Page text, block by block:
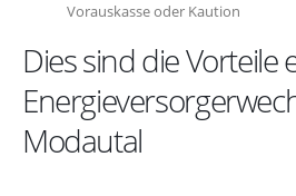
Vorauskasse oder Kaution
Dies sind die Vorteile
Modautal